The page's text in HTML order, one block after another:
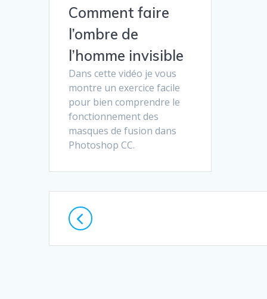
Comment faire
l’ombre de
l’homme invisible
Dans cette vidéo je vous
montre un exercice facile
pour bien comprendre le
fonctionnement des
masques de fusion dans
Photoshop CC.
Navigation
au